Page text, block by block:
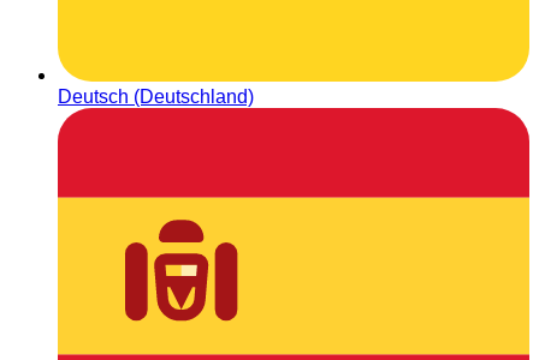
Deutsch (Deutschland)